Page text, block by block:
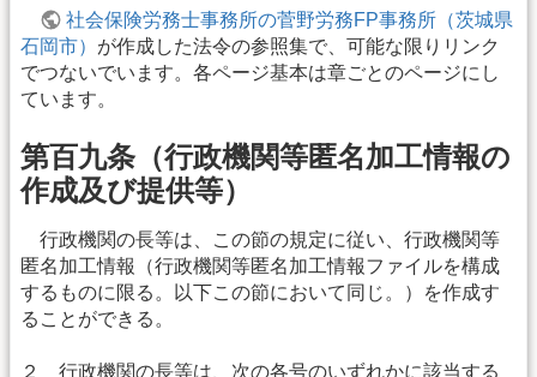
社会保険労務士事務所の菅野労務FP事務所（茨城県
石岡市） が作成した法令の参照集で、可能な限りリンク
でつないでいます。各ページ基本は章ごとのページにし
ています。
第百九条（行政機関等匿名加工情報の
作成及び提供等）
行政機関の長等は、この節の規定に従い、行政機関等
匿名加工情報（行政機関等匿名加工情報ファイルを構成
するものに限る。以下この節において同じ。）を作成す
ることができる。
２ 行政機関の長等は、次の各号のいずれかに該当する